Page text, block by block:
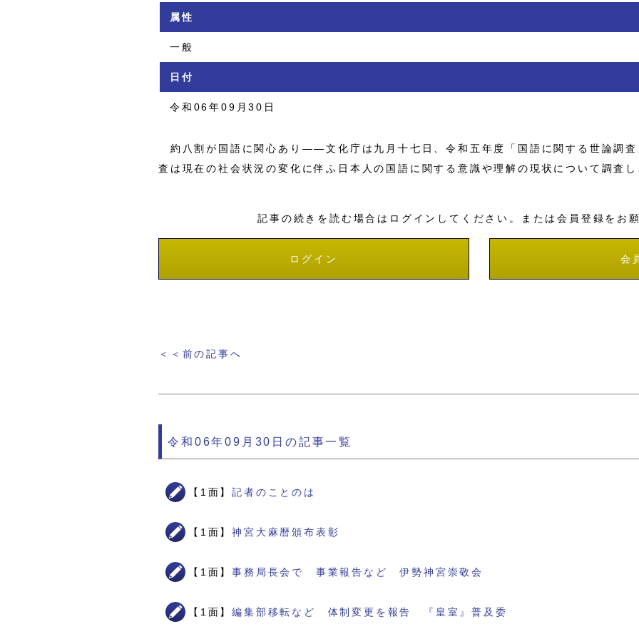
属性
一般
日付
令和06年09月30日
約八割が国語に関心あり――文化庁は九月十七日、令和五年度「国語に関する世論調査
査は現在の社会状況の変化に伴ふ日本人の国語に関する意識や理解の現状について調査
記事の続きを読む場合はログインしてください。または会員登録をお
ログイン 会
＜＜前の記事へ
令和06年09月30日の記事一覧
【1面】記者のことのは
【1面】神宮大麻暦頒布表彰
【1面】事務局長会で 事業報告など 伊勢神宮崇敬会
【1面】編集部移転など 体制変更を報告 『皇室』普及委